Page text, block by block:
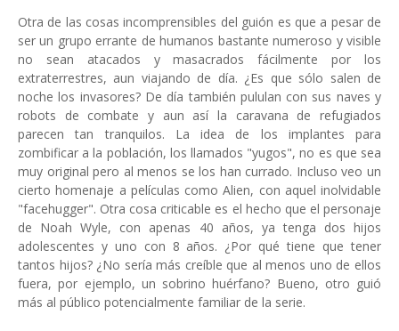
Otra de las cosas incomprensibles del guión es que a pesar de
ser un grupo errante de humanos bastante numeroso y visible
no sean atacados y masacrados fácilmente por los
extraterrestres, aun viajando de día. ¿Es que sólo salen de
noche los invasores? De día también pululan con sus naves y
robots de combate y aun así la caravana de refugiados
parecen tan tranquilos. La idea de los implantes para
zombificar a la población, los llamados "yugos", no es que sea
muy original pero al menos se los han currado. Incluso veo un
cierto homenaje a películas como Alien, con aquel inolvidable
"facehugger". Otra cosa criticable es el hecho que el personaje
de Noah Wyle, con apenas 40 años, ya tenga dos hijos
adolescentes y uno con 8 años. ¿Por qué tiene que tener
tantos hijos? ¿No sería más creíble que al menos uno de ellos
fuera, por ejemplo, un sobrino huérfano? Bueno, otro guió
más al público potencialmente familiar de la serie.